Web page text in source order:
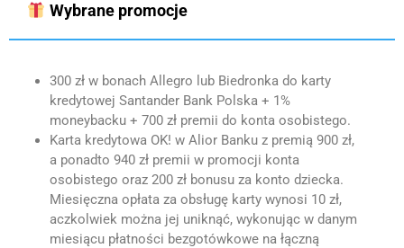
Wybrane promocje
300 zł w bonach Allegro lub Biedronka do karty
kredytowej Santander Bank Polska + 1%
moneybacku + 700 zł premii do konta osobistego.
Karta kredytowa OK! w Alior Banku z premią 900 zł,
a ponadto 940 zł premii w promocji konta
osobistego oraz 200 zł bonusu za konto dziecka.
Miesięczna opłata za obsługę karty wynosi 10 zł,
aczkolwiek można jej uniknąć, wykonując w danym
miesiącu płatności bezgotówkowe na łączną